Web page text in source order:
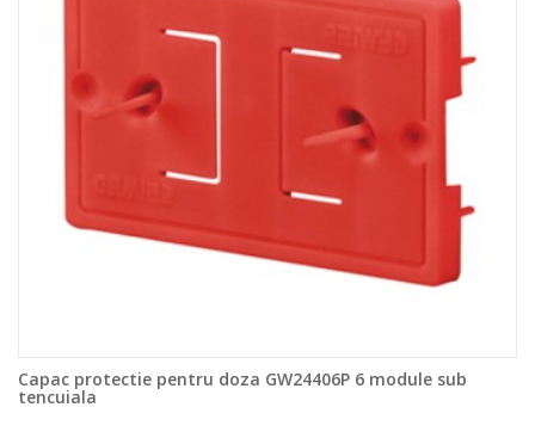
Capac protectie pentru doza GW24406P 6 module sub
tencuiala